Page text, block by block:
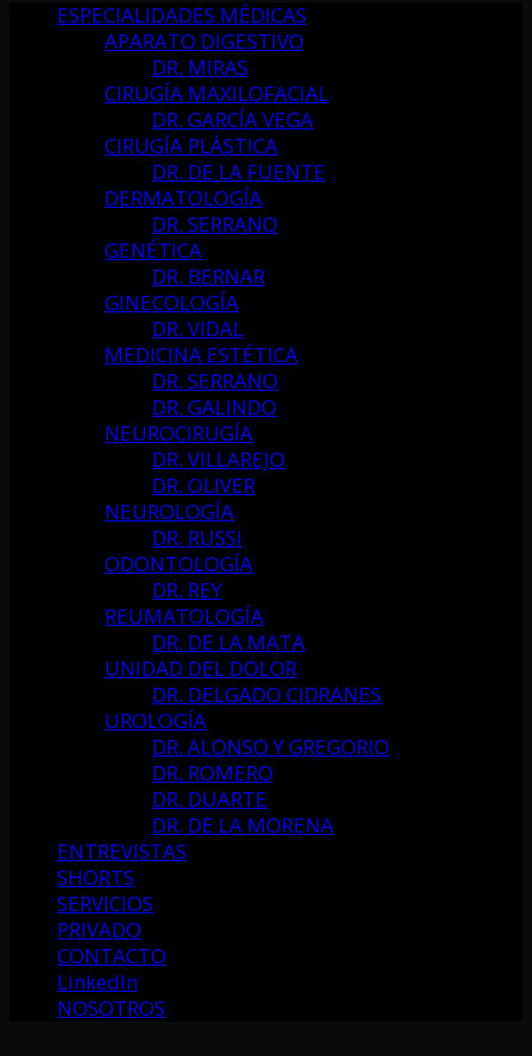
ESPECIALIDADES MÉDICAS
APARATO DIGESTIVO
DR. MIRAS
CIRUGÍA MAXILOFACIAL
DR. GARCÍA VEGA
CIRUGÍA PLÁSTICA
DR. DE LA FUENTE
DERMATOLOGÍA
DR. SERRANO
GENÉTICA
DR. BERNAR
GINECOLOGÍA
DR. VIDAL
MEDICINA ESTÉTICA
DR. SERRANO
DR. GALINDO
NEUROCIRUGÍA
DR. VILLAREJO
DR. OLIVER
NEUROLOGÍA
DR. RUSSI
ODONTOLOGÍA
DR. REY
REUMATOLOGÍA
DR. DE LA MATA
UNIDAD DEL DOLOR
DR. DELGADO CIDRANES
UROLOGÍA
DR. ALONSO Y GREGORIO
DR. ROMERO
DR. DUARTE
DR. DE LA MORENA
ENTREVISTAS
SHORTS
SERVICIOS
PRIVADO
CONTACTO
LinkedIn
NOSOTROS